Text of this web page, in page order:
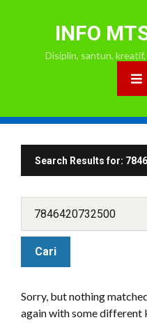
INFO
Disiplin, santun,
Search Results for:
Sorry, but nothing
again with some different